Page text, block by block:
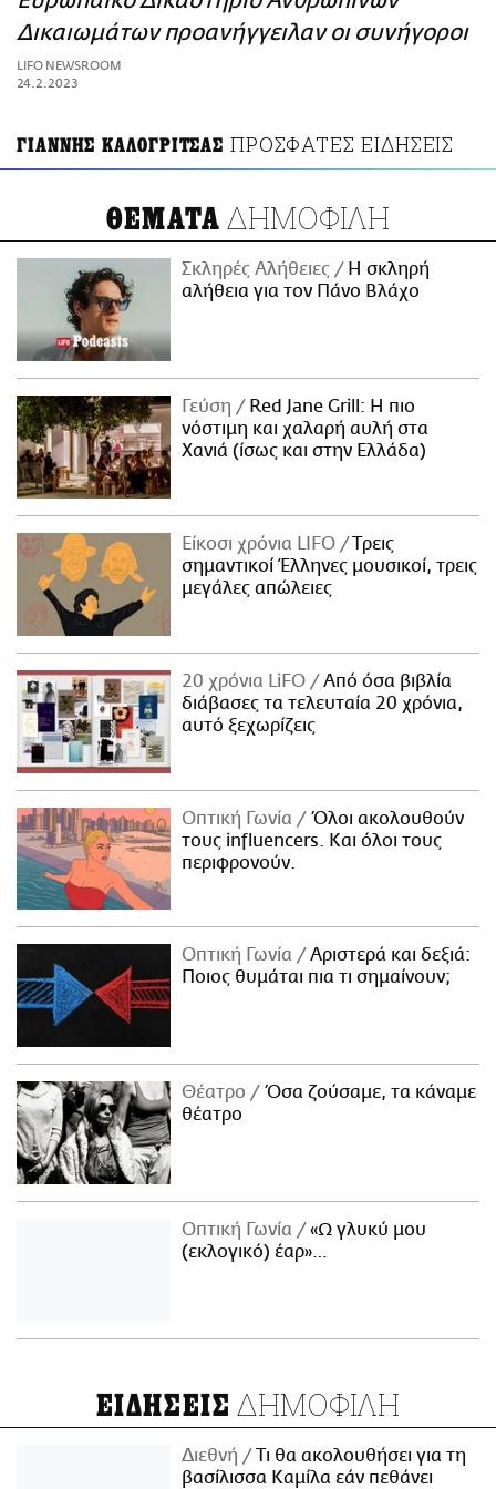
ΑΜΠΑ
PRINT
Δικαιωμάτων προανήγγειλαν οι συνήγοροι
LIFO NEWSROOM
24.2.2023
ΓΙΑΝΝΗΣ ΚΑΛΟΓΡΙΤΣΑΣ ΠΡΟΣΦΑΤΕΣ ΕΙΔΗΣΕΙΣ
ΘΕΜΑΤΑ ΔΗΜΟΦΙΛΗ
Σκληρές Αλήθειες
H σκληρή
αλήθεια για τον Πάνο Βλάχο
Γεύση
Red Jane Grill: Η πιο
νόστιμη και χαλαρή αυλή στα
Χανιά (ίσως και στην Ελλάδα)
Είκοσι χρόνια LIFO
Tρεις
σημαντικοί Έλληνες μουσικοί, τρεις
μεγάλες απώλειες
20 χρόνια LiFO
Από όσα βιβλία
διάβασες τα τελευταία 20 χρόνια,
αυτό ξεχωρίζεις
Οπτική Γωνία
Όλοι ακολουθούν
τους influencers. Και όλοι τους
περιφρονούν.
Οπτική Γωνία
Αριστερά και δεξιά:
Ποιος θυμάται πια τι σημαίνουν;
Θέατρο
Όσα ζούσαμε, τα κάναμε
θέατρο
Οπτική Γωνία
«Ω γλυκύ μου
(εκλογικό) έαρ»…
ΕΙΔΗΣΕΙΣ ΔΗΜΟΦΙΛΗ
Διεθνή
Τι θα ακολουθήσει για τη
βασίλισσα Καμίλα εάν πεθάνει